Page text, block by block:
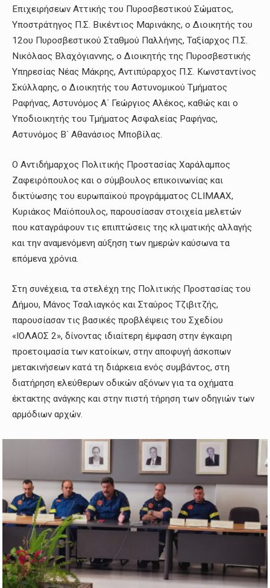
Επιχειρήσεων Αττικής του Πυροσβεστικού Σώματος,
Υποστράτηγος Π.Σ. Βικέντιος Μαρινάκης, ο Διοικητής του
12ου Πυροσβεστικού Σταθμού Παλλήνης, Ταξίαρχος Π.Σ.
Νικόλαος Βλαχόγιαννης, ο Διοικητής της Πυροσβεστικής
Υπηρεσίας Νέας Μάκρης, Αντιπύραρχος Π.Σ. Κωνσταντίνος
Σκύλλαρης, ο Διοικητής του Αστυνομικού Τμήματος
Ραφήνας, Αστυνόμος Α΄ Γεώργιος Αλέκος, καθώς και ο
Υποδιοικητής του Τμήματος Ασφαλείας Ραφήνας,
Αστυνόμος Β΄ Αθανάσιος Μποβίλας.
Ο Αντιδήμαρχος Πολιτικής Προστασίας Χαράλαμπος
Ζαφειρόπουλος και ο σύμβουλος επικοινωνίας και
δικτύωσης του ευρωπαϊκού προγράμματος CLIMAAX,
Κυριάκος Μαϊόπουλος, παρουσίασαν στοιχεία μελετών
που καταγράφουν τις επιπτώσεις της κλιματικής αλλαγής
και την αναμενόμενη αύξηση των ημερών καύσωνα τα
επόμενα χρόνια.
Στη συνέχεια, τα στελέχη της Πολιτικής Προστασίας του
Δήμου, Μάνος Τσαλιαγκός και Σταύρος Τζιβιτζής,
παρουσίασαν τις βασικές προβλέψεις του Σχεδίου
«ΙΟΛΑΟΣ 2», δίνοντας ιδιαίτερη έμφαση στην έγκαιρη
προετοιμασία των κατοίκων, στην αποφυγή άσκοπων
μετακινήσεων κατά τη διάρκεια ενός συμβάντος, στη
διατήρηση ελεύθερων οδικών αξόνων για τα οχήματα
έκτακτης ανάγκης και στην πιστή τήρηση των οδηγιών των
αρμόδιων αρχών.